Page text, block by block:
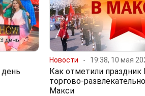
Новости 19:38, 10 мая
Как отметили
торгово-
Макси